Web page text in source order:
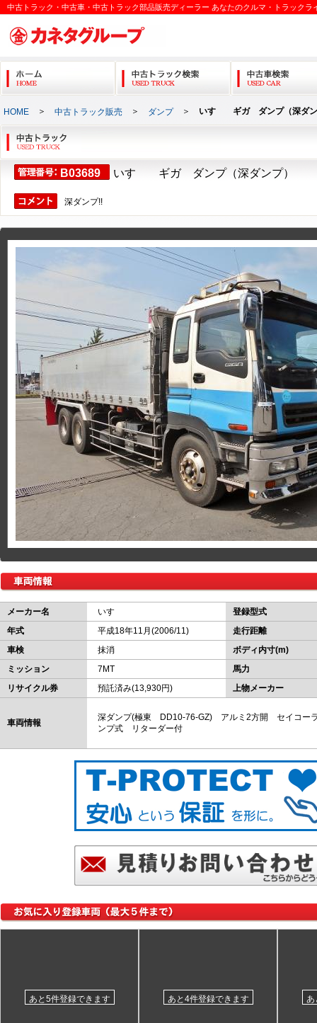
中古トラック・中古車・中古トラック部品販売ディーラー あなたのクルマ・トラックラ
HOME ＞ 中古トラック販売 ＞ ダンプ＞ いすゞ ギガ ダンプ（深ダ
B03689 いすゞ ギガ ダンプ（深ダンプ）
深ダンプ!!
メーカー名 いすゞ
登録型式
年式
平成18年11月(2006/11)
走行距離
車検
抹消
ボディ内寸(m)
ミッション
7MT
馬力
リサイクル券
預託済み(13,930円) 上物メーカー
車両情報
深ダンプ(極東 DD10-76-GZ) アルミ2方開 セイコー
ンプ式 リターダー付
あと5件登録できます あと4件登録できます あ